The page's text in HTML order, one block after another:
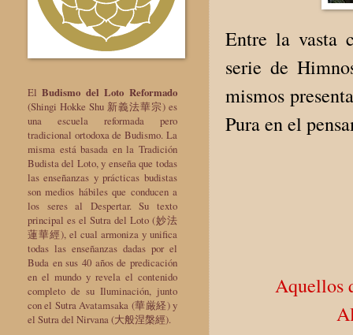
Entre la vasta
serie de
mismos
Pura en el
Aquellos
ElBudismo del Loto Reformado
(Shingi Hokke Shu 新義法華宗) es
una escuela reformada pero
tradicional ortodoxa de Budismo. La
misma está basada en la Tradición
Budista del Loto, y enseña que todas
las enseñanzas y prácticas budistas
son medios hábiles que conducen a
los seres al Despertar. Su texto
principal es el Sutra del Loto (妙法
蓮華經), el cual armoniza y unifica
todas las enseñanzas dadas por el
Buda en sus 40 años de predicación
en el mundo y revela el contenido
completo de su Iluminación, junto
con el Sutra Avatamsaka (華厳経) y
el Sutra del Nirvana (大般涅槃經).